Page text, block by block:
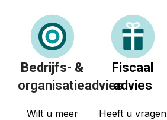
Bedrijfs- &
organisatieadvies
Wilt u meer
Fiscaal
advies
Heeft u vragen